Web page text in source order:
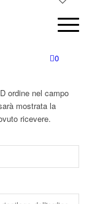
0
ordine nel campo
mostrata la
ricevere.